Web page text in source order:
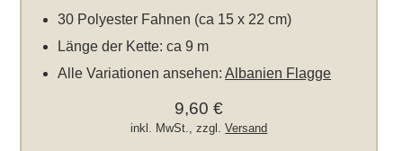
30 Polyester Fahnen (ca 15 x 22 cm)
Länge der Kette: ca 9 m
Alle Variationen ansehen:Albanien Flagge
9,60 €
inkl. MwSt., zzgl.Versand